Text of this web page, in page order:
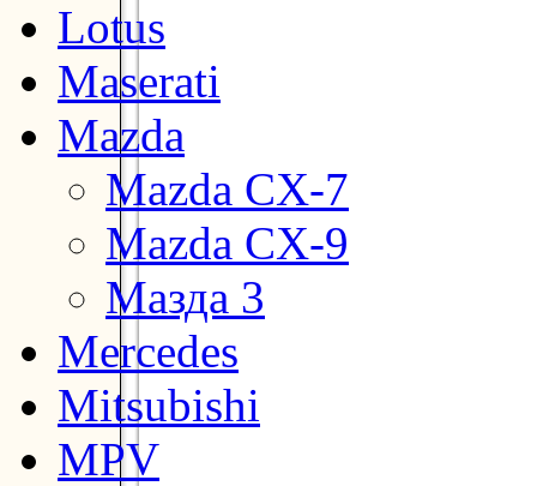
Lotus
Maserati
Mazda
Mazda CX-7
Mazda CX-9
Мазда 3
Mercedes
Mitsubishi
MPV